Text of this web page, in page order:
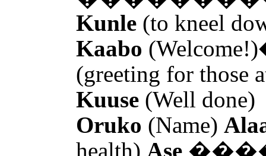
Kunle (to kneel
Kaabo (Welcome!)
(greeting for
Kuuse (Well done)
Oruko (Name)
health) Ase ����